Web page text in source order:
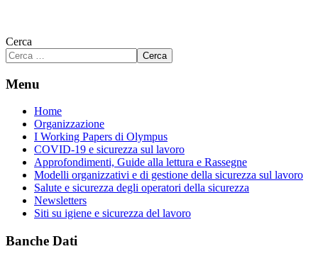
Cerca
Cerca
Menu
Home
Organizzazione
I Working Papers di Olympus
COVID-19 e sicurezza sul lavoro
Approfondimenti, Guide alla lettura e Rassegne
Modelli organizzativi e di gestione della sicurezza sul lavoro
Salute e sicurezza degli operatori della sicurezza
Newsletters
Siti su igiene e sicurezza del lavoro
Banche Dati